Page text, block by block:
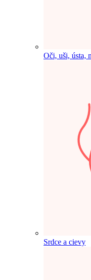
Oči, uši, ústa,
Srdce a cievy